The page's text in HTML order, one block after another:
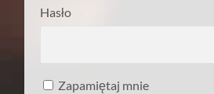
Hasło
Zapamiętaj mnie